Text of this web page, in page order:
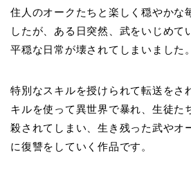
住人のオークたちと楽しく穏やかな
したが、ある日突然、武をいじめて
平穏な日常が壊されてしまいました。
特別なスキルを授けられて転送をさ
キルを使って異世界で暴れ、生徒た
殺されてしまい、生き残った武やオ
に復讐をしていく作品です。